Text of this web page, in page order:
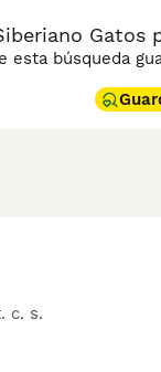
Gatos
esta búsqueda
c. s.